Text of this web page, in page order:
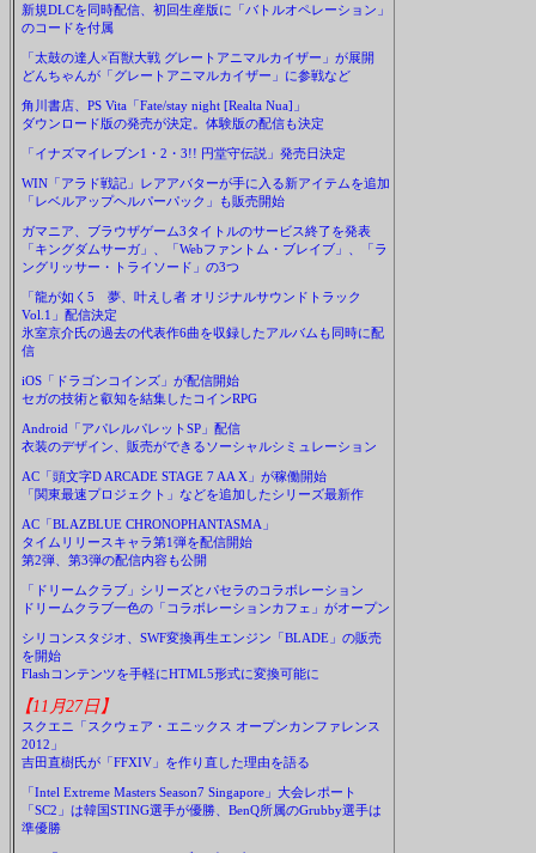
新規DLCを同時配信、初回生産版に「バトルオペレーション」
のコードを付属
「太鼓の達人×百獣大戦 グレートアニマルカイザー」が展開
どんちゃんが「グレートアニマルカイザー」に参戦など
角川書店、PS Vita「Fate/stay night [Realta Nua]」
ダウンロード版の発売が決定。体験版の配信も決定
「イナズマイレブン1・2・3!! 円堂守伝説」発売日決定
WIN「アラド戦記」レアアバターが手に入る新アイテムを追加
「レベルアップヘルパーパック」も販売開始
ガマニア、ブラウザゲーム3タイトルのサービス終了を発表
「キングダムサーガ」、「Webファントム・ブレイブ」、「ラ
ングリッサー・トライソード」の3つ
「龍が如く5 夢、叶えし者 オリジナルサウンドトラック
Vol.1」配信決定
氷室京介氏の過去の代表作6曲を収録したアルバムも同時に配
信
iOS「ドラゴンコインズ」が配信開始
セガの技術と叡知を結集したコインRPG
Android「アパレルパレットSP」配信
衣装のデザイン、販売ができるソーシャルシミュレーション
AC「頭文字D ARCADE STAGE 7 AA X」が稼働開始
「関東最速プロジェクト」などを追加したシリーズ最新作
AC「BLAZBLUE CHRONOPHANTASMA」
タイムリリースキャラ第1弾を配信開始
第2弾、第3弾の配信内容も公開
「ドリームクラブ」シリーズとパセラのコラボレーション
ドリームクラブ一色の「コラボレーションカフェ」がオープン
シリコンスタジオ、SWF変換再生エンジン「BLADE」の販売
を開始
Flashコンテンツを手軽にHTML5形式に変換可能に
【11月27日】
スクエニ「スクウェア・エニックス オープンカンファレンス
2012」
吉田直樹氏が「FFXIV」を作り直した理由を語る
「Intel Extreme Masters Season7 Singapore」大会レポート
「SC2」は韓国STING選手が優勝、BenQ所属のGrubby選手は
準優勝